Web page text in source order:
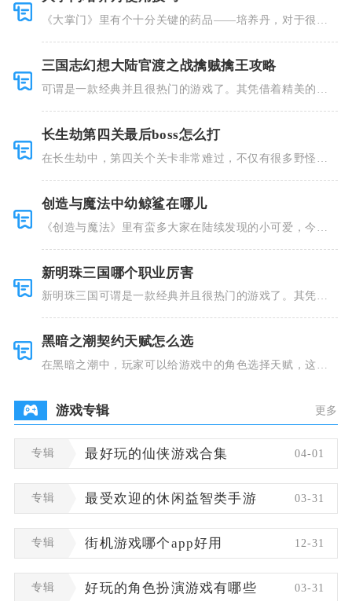
《大掌门》里有个十分关键的药品——培养丹，对于很多
三国志幻想大陆官渡之战擒贼擒王攻略
可谓是一款经典并且很热门的游戏了。其凭借着精美的画
长生劫第四关最后boss怎么打
在长生劫中，第四关个关卡非常难过，不仅有很多野怪，
创造与魔法中幼鲸鲨在哪儿
《创造与魔法》里有蛮多大家在陆续发现的小可爱，今天
新明珠三国哪个职业厉害
新明珠三国可谓是一款经典并且很热门的游戏了。其凭借
黑暗之潮契约天赋怎么选
在黑暗之潮中，玩家可以给游戏中的角色选择天赋，这些
游戏专辑 更多
专辑 最好玩的仙侠游戏合集 04-01
专辑 最受欢迎的休闲益智类手游 03-31
专辑 街机游戏哪个app好用 12-31
专辑 好玩的角色扮演游戏有哪些 03-31